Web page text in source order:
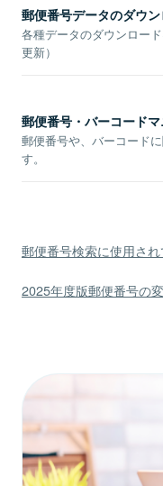
郵便番号データのダウ
各種データのダウンロー
更新）
郵便番号・バーコード
郵便番号や、バーコード
す。
郵便番号検索に使用さ
2025年度版郵便番号の